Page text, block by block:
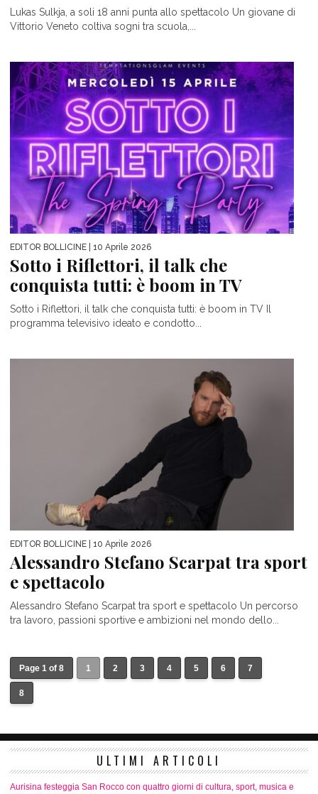
Lukas Sulkja, a soli 18 anni punta allo spettacolo Un giovane di
Vittorio Veneto coltiva sogni tra scuola,...
EDITOR BOLLICINE | 10 Aprile 2026
Sotto i Riflettori, il talk che
conquista tutti: è boom in TV
Sotto i Riflettori, il talk che conquista tutti: è boom in TV Il
programma televisivo ideato e condotto...
EDITOR BOLLICINE | 10 Aprile 2026
Alessandro Stefano Scarpat tra sport
e spettacolo
Alessandro Stefano Scarpat tra sport e spettacolo Un percorso
tra lavoro, passioni sportive e ambizioni nel mondo dello...
Page 1 of 8 1 2 3 4 5 6 7
8
ULTIMI ARTICOLI
Aurisina festeggia San Rocco con quattro giorni di cultura, sport, musica e